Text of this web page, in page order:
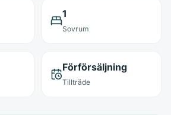
1
Sovrum
Förförsäljning
Tillträde